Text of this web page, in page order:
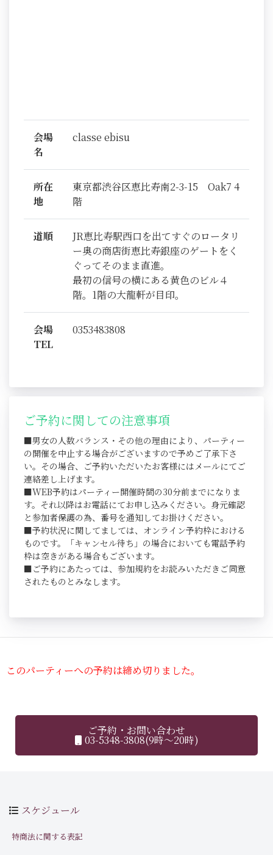
会場
名
classe ebisu
所在
地
東京都渋谷区恵比寿南2-3-15 Oak7 4
階
道順
JR恵比寿駅西口を出てすぐのロータリ
ー奥の商店街恵比寿銀座のゲートをく
ぐってそのまま直進。
最初の信号の横にある黄色のビル４
階。1階の大龍軒が目印。
会場
TEL
0353483808
ご予約に関しての注意事項
■男女の人数バランス・その他の理由により、パーティー
の開催を中止する場合がございますので予めご了承下さ
い。その場合、ご予約いただいたお客様にはメールにてご
連絡差し上げます。
■WEB予約はパーティー開催時間の30分前までになりま
す。それ以降はお電話にてお申し込みください。身元確認
と参加者保護の為、番号を通知してお掛けください。
■予約状況に関してましては、オンライン予約枠における
ものです。「キャンセル待ち」の場合においても電話予約
枠は空きがある場合もございます。
■ご予約にあたっては、参加規約をお読みいただきご同意
されたものとみなします。
このパーティーへの予約は締め切りました。
ご予約・お問い合わせ
03-5348-3808(9時～20時)
スケジュール
特商法に関する表記